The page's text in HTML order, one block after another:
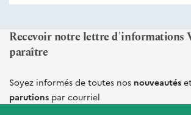
Recevoir notre lettre d'informations
paraître
Soyez informés de toutes nos nouveautés
parutions par courriel